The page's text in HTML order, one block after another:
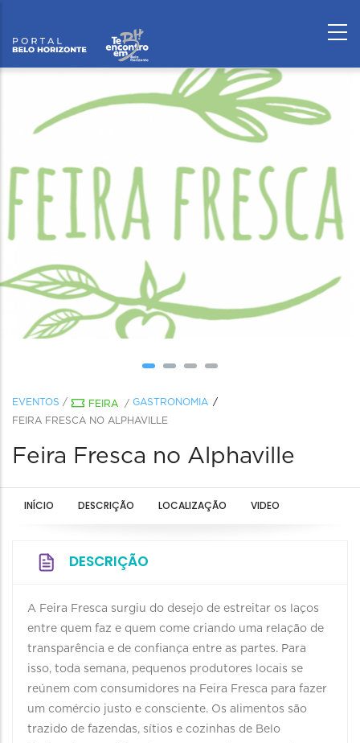
EVENTOS / FEIRA / GASTRONOMIA
FEIRA FRESCA NO ALPHAVILLE
Feira Fresca no Alphaville
INÍCIO DESCRIÇÃO LOCALIZAÇÃO VIDEO
DESCRIÇÃO
A Feira Fresca surgiu do desejo de estreitar os laços
entre quem faz e quem come criando uma relação de
transparência e de confiança entre as partes. Para
isso, toda semana, pequenos produtores locais se
reúnem com consumidores na Feira Fresca para fazer
um comércio justo e consciente. Os alimentos são
trazido de fazendas, sítios e cozinhas de Belo